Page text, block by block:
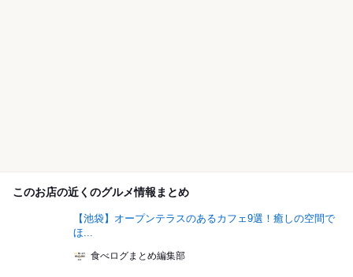
このお店の近くのグルメ情報まとめ
【池袋】オープンテラスのあるカフェ9選！癒しの空間で
ほ...
食べログまとめ編集部